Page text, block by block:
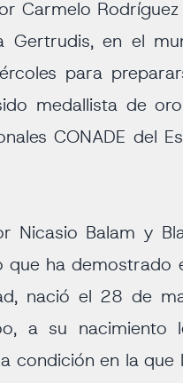
Carmelo
Gertrudis, en el
para
medallista de
CONADE del
Nicasio Balam y
que ha demostrado
nació el 28 de
a su nacimiento
condición en la